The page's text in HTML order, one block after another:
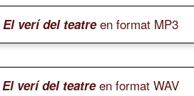
El verí del teatreen format MP3
El verí del teatreen format WAV